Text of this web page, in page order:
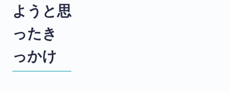
ようと思
ったき
っかけ